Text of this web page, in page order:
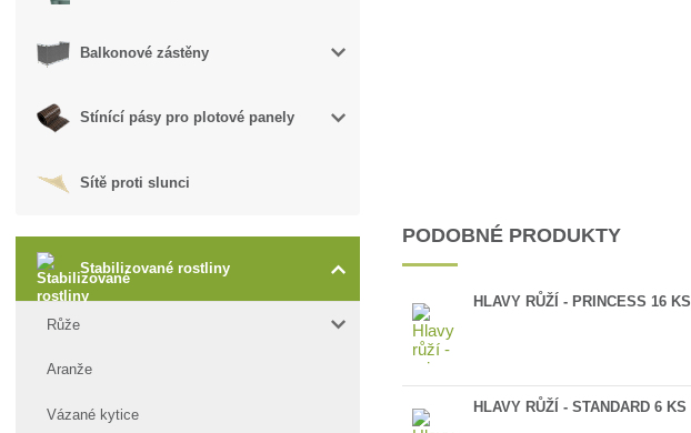
Balkonové zástěny
Stínící pásy pro plotové panely
Sítě proti slunci
Stabilizované rostliny
Růže
Aranže
Vázané kytice
PODOBNÉ PRODUKTY
HLAVY RŮŽÍ - PRINCESS 16 KS
HLAVY RŮŽÍ - STANDARD 6 KS